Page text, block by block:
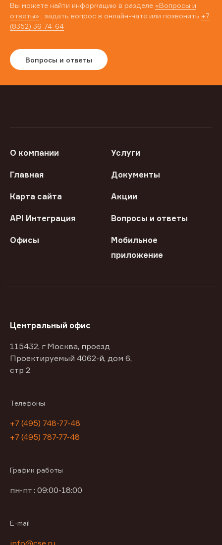
Вы можете найти информацию в разделе «Вопросы и
ответы» , задать вопрос в онлайн-чате или позвонить +7
(8352) 36-74-64
Вопросы и ответы
О компании Услуги
Главная Документы
Карта сайта Акции
API Интеграция Вопросы и ответы
Офисы
Мобильное
приложение
Центральный офис
115432, г Москва, проезд
Проектируемый 4062-й, дом 6,
стр 2
Телефоны
+7 (495) 748-77-48
+7 (495) 787-77-48
График работы
пн-пт : 09:00-18:00
E-mail